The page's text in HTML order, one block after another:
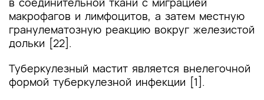
макрофагов и лимфоцитов, а затем местную
гранулематозную реакцию вокруг железистой
дольки [22].
Туберкулезный мастит является внелегочной
формой туберкулезной инфекции [1].